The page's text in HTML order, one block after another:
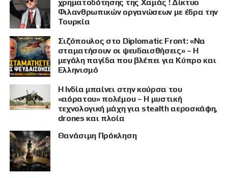
χρηματοδότησης της Χαμάς ! Δίκτυο
Φιλανθρωπικών οργανώσεων με έδρα την
Τουρκία
Σιζόπουλος στο Diplomatic Front: «Να
σταματήσουν οι ψευδαισθήσεις» – Η
μεγάλη παγίδα που βλέπει για Κύπρο και
Ελληνισμό
Η Ινδία μπαίνει στην κούρσα του
«αόρατου» πολέμου – Η μυστική
τεχνολογική μάχη για stealth αεροσκάφη,
drones και πλοία
Θανάσιμη Πρόκληση